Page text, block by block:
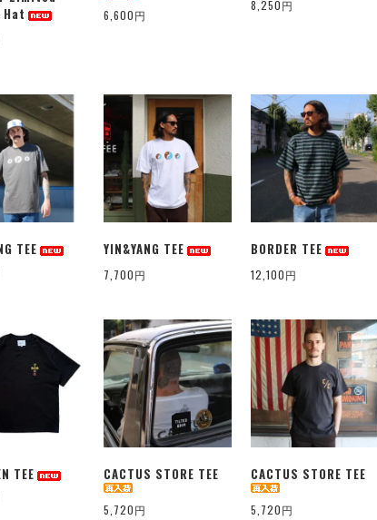
6,600円
8,250円
TEE YIN&YANG TEE
7,700円
BORDER TEE
12,100円
TEE CACTUS STORE TEE
5,720円
CACTUS STORE TEE
5,720円